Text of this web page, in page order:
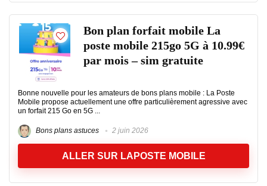
Bon plan forfait mobile La
poste mobile 215go 5G à 10.99€
par mois – sim gratuite
Bonne nouvelle pour les amateurs de bons plans mobile : La Poste
Mobile propose actuellement une offre particulièrement agressive avec
un forfait 215 Go en 5G ...
Bons plans astuces 2 juin 2026
ALLER SUR LAPOSTE MOBILE